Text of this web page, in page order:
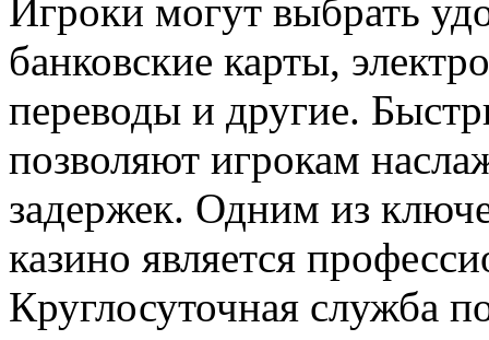
Игроки могут выбрать
банковские карты,
переводы и другие.
позволяют игрокам
задержек. Одним из
казино является
Круглосуточная служба